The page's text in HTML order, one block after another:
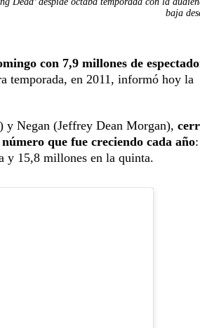
baja
con 7,9 millones de
temporada, en 2011, informó hoy la
Negan (Jeffrey Dean Morgan),
que fue creciendo cada año
y 15,8 millones en la quinta.